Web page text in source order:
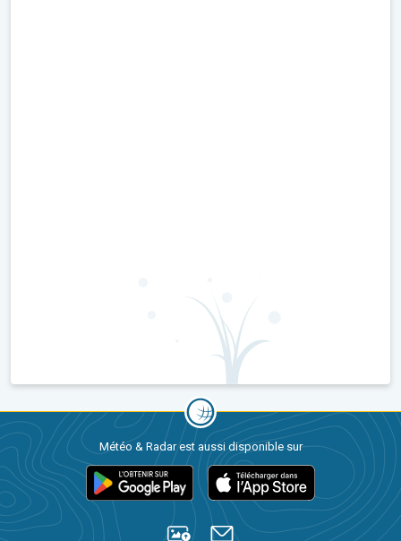
Météo & Radar est aussi disponible sur